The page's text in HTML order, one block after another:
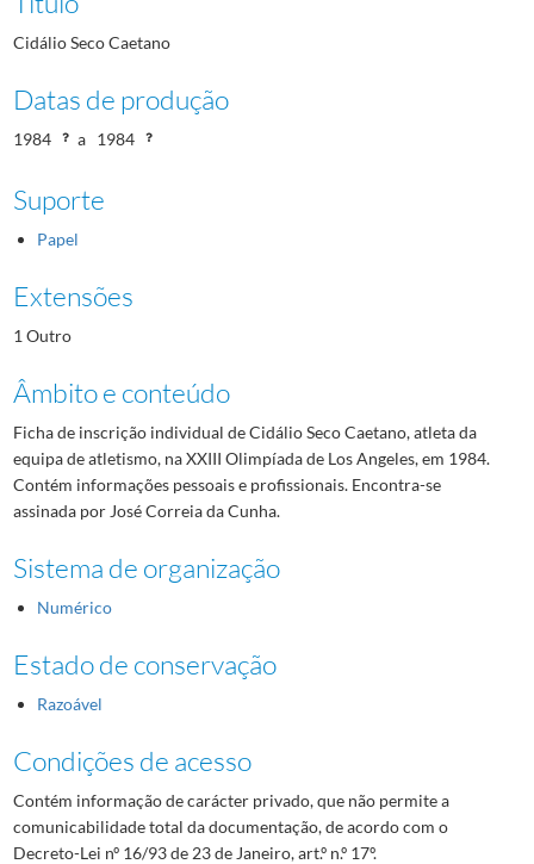
Cidálio Seco Caetano
Datas de produção
1984 a 1984
Suporte
Papel
Extensões
1 Outro
Âmbito e conteúdo
Ficha de inscrição individual de Cidálio Seco Caetano, atleta da
equipa de atletismo, na XXIII Olimpíada de Los Angeles, em 1984.
Contém informações pessoais e profissionais. Encontra-se
assinada por José Correia da Cunha.
Sistema de organização
Numérico
Estado de conservação
Razoável
Condições de acesso
Contém informação de carácter privado, que não permite a
comunicabilidade total da documentação, de acordo com o
Decreto-Lei nº 16/93 de 23 de Janeiro, art.º n.º 17º.